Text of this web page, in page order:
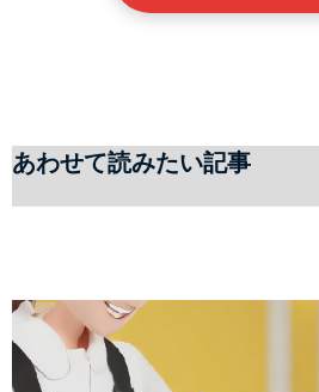
あわせて読みたい記事